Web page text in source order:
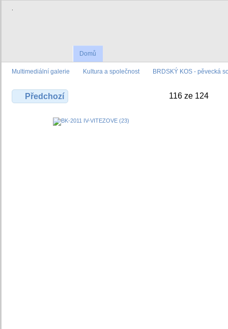
.
Domů
Multimediální galerie Kultura a společnost BRDSKÝ KOS - pěvecká
Předchozí 116 ze 124